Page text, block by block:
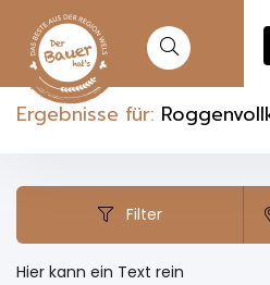
Ergebnisse für:
Filter
Hier kann ein Text rein